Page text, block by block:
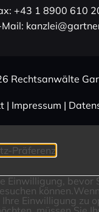
+43 1 8900 610
Mail:
Rechts­an­wälte
| Impressum |
Präferenz
Einwilligung, bevor
können.
Ihre Einwilligung zu